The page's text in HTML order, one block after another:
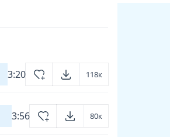
3:20
118к
3:56
80к